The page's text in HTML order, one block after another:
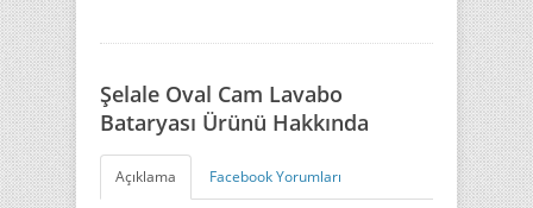
Şelale Oval Cam Lavabo
Bataryası Ürünü Hakkında
Açıklama Facebook Yorumları